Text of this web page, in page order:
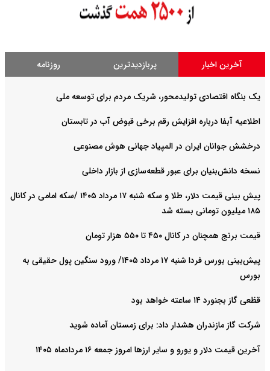
آخرین اخبار پربازدیدترین روزنامه
یک بنگاه اقتصادی تولیدمحور، شریک مردم برای توسعه ملی
اطلاعیه آبفا درباره افزایش رقم برخی قبوض آب در تابستان
درخشش جوانان ایران در المپیاد جهانی هوش مصنوعی
نسخه دانش‌بنیان برای عبور قطعه‌سازی از بازار داخلی
پیش ‌بینی قیمت دلار، طلا و سکه شنبه ۱۷ مرداد ۱۴۰۵ /سکه امامی در کانال
۱۸۵ میلیون تومانی بسته شد
قیمت برنج همچنان در کانال ۴۵۰ تا ۵۵۰ هزار تومان
پیش‌بینی بورس فردا شنبه ۱۷ مرداد ۱۴۰۵/ ورود سنگین پول حقیقی به
بورس
قظعی گاز بجنورد ۱۴ ساعته خواهد بود
شرکت گاز مازندران هشدار داد: برای زمستان آماده شوید
آخرین قیمت دلار و یورو و سایر ارزها امروز جمعه ۱۶ مردادماه ۱۴۰۵